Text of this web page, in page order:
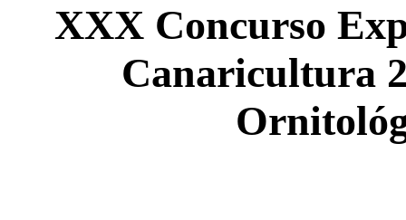
XXXConcurso
Canaricultura